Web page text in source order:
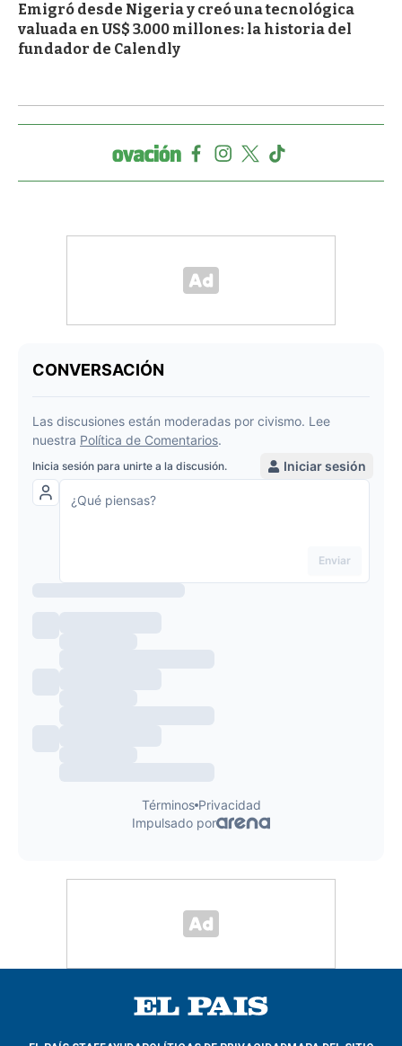
Emigró desde Nigeria y creó una tecnológica
valuada en US$ 3.000 millones: la historia del
fundador de Calendly